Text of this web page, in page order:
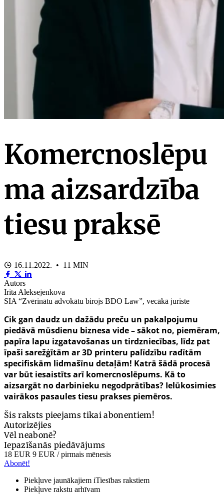
Komercnoslēpu
ma aizsardzība
tiesu praksē
16.11.2022. • 11 MIN
Autors
Irita Aleksejenkova
SIA “Zvērinātu advokātu birojs BDO Law”, vecākā juriste
Cik gan daudz un dažādu preču un pakalpojumu
piedāvā mūsdienu biznesa vide – sākot no, piemēram,
papīra lapu izgatavošanas un tirdzniecības, līdz pat
īpaši sarežģītām ar 3D printeru palīdzību radītām
specifiskām lidmašīnu detaļām! Katrā šādā procesā
var būt iesaistīts arī komercnoslēpums. Kā to
aizsargāt no darbinieku negodprātības? Ielūkosimies
vairākos pasaules tiesu prakses piemēros.
Šis raksts pieejams tikai abonentiem!
Autorizējies
Vēl neabonē?
Iepazīšanās piedāvājums
18 EUR 9 EUR / pirmais mēnesis
Abonēt!
Piekļuve jaunākajiem iTiesības rakstiem
Piekļuve rakstu arhīvam